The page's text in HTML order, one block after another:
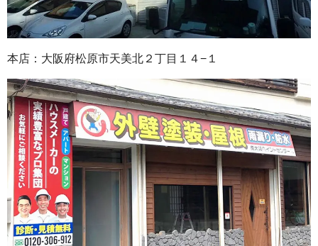
本店：大阪府松原市天美北２丁目１４−１